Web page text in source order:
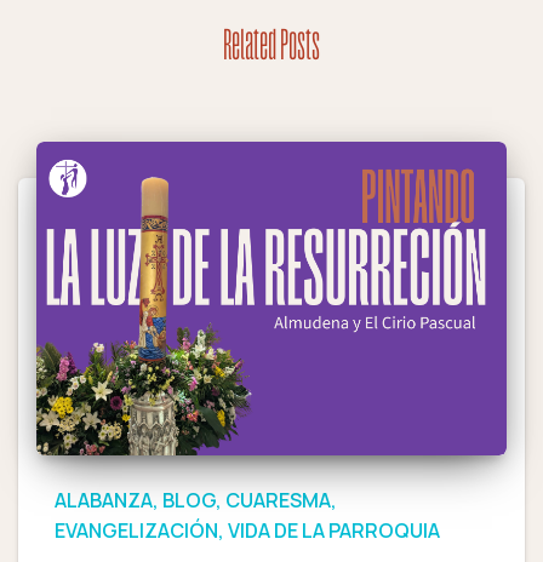
Related Posts
ALABANZA BLOG CUARESMA
EVANGELIZACIÓN VIDA DE LA PARROQUIA